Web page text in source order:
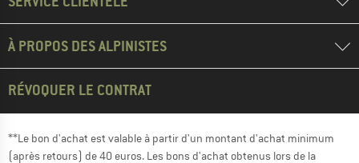
À PROPOS DES ALPINISTES
RÉVOQUER LE CONTRAT
**Le bon d'achat est valable à partir d'un montant d'achat minimum
(après retours) de 40 euros. Les bons d'achat obtenus lors de la